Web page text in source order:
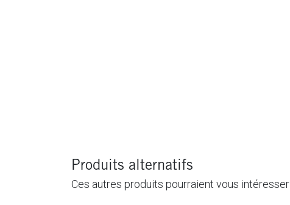
Produits alternatifs
Ces autres produits pourraient vous intéresser